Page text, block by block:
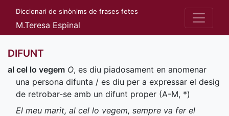
Diccionari de sinònims de frases fetes
M.Teresa Espinal
DIFUNT
al cel lo vegem O, es diu piadosament en anomenar
una persona difunta / es diu per a expressar el desig
de retrobar-se amb un difunt proper (A-M, *)
El meu marit, al cel lo vegem, sempre va fer el